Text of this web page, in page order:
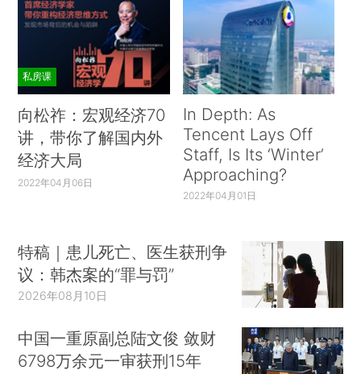
私房课
向松祚：宏观经济70
讲，带你了解国内外
经济大局
2022年04月06日
In Depth: As
Tencent Lays Off
Staff, Is Its ‘Winter’
Approaching?
2022年04月01日
特稿｜患儿死亡、医生获刑争
议：韩杰案的“罪与罚”
2026年08月10日
中国一重原副总陆文俊 敛财
6798万余元一审获刑15年